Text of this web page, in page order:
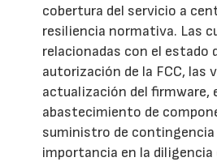
cobertura del servicio a
resiliencia normativa. Las
relacionadas con el estado
autorización de la FCC, las
actualización del firmware,
abastecimiento de
suministro de
importancia en la diligencia